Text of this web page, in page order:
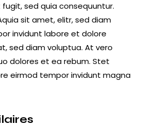
sed quia consequuntur.
sit amet, elitr, sed diam
invidunt labore et dolore
sed diam voluptua. At vero
dolores et ea rebum. Stet
eirmod tempor invidunt magna